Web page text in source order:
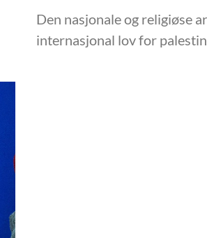
Den nasjonale og religiøse
internasjonal lov for